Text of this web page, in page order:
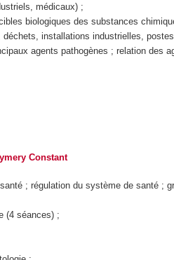
médicaux) ;
biologiques des substances
installations industrielles,
agents pathogènes ; relation des
Constant
; régulation du système de santé
(4 séances) ;